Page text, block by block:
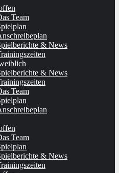
Team
& News
& News
Team
Team
& News